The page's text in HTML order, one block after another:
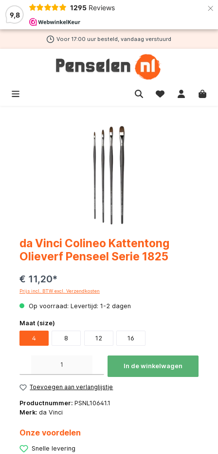
9,8
1295 Reviews ×
hoofdinhoud
Voor 17:00 uur besteld, vandaag verstuurd
da Vinci Colineo Kattentong
Olieverf Penseel Serie 1825
€ 11,20*
Prijs incl. BTW excl. Verzendkosten
Op voorraad: Levertijd: 1-2 dagen
Maat (size)
4 8 12 16
In de winkelwagen
Toevoegen aan verlanglijstje
Productnummer: PSNL10641.1
Merk: da Vinci
Onze voordelen
Snelle levering